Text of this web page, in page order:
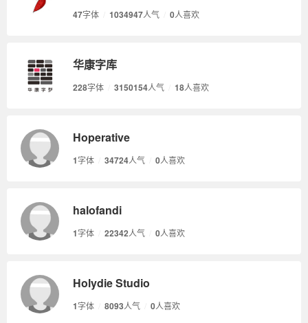
47字体 1034947人气 0人喜欢
华康字库
228字体 3150154人气 18人喜欢
Hoperative
1字体 34724人气 0人喜欢
halofandi
1字体 22342人气 0人喜欢
Holydie Studio
1字体 8093人气 0人喜欢